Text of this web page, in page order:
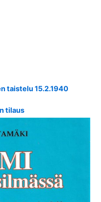
taistelu 15.2.1940
tilaus